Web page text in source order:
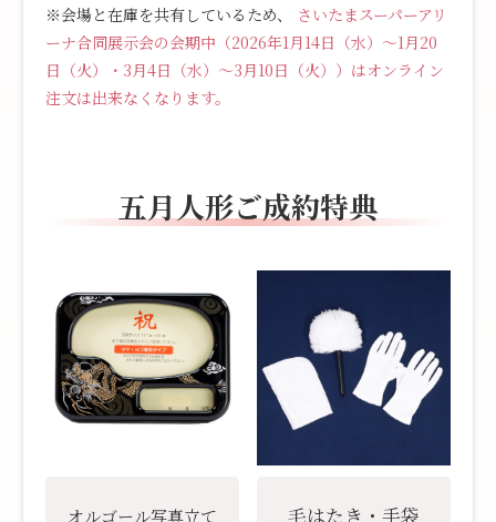
※会場と在庫を共有しているため、
さいたまスーパーアリ
ーナ合同展示会の会期中（2026年1月14日（水）～1月20
日（火）・3月4日（水）～3月10日（火））はオンライン
注文は出来なくなります。
五月人形ご成約特典
オルゴール写真立て 毛はたき・手袋